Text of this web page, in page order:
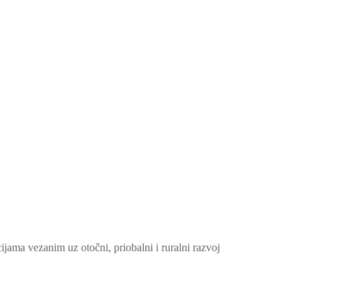
vezanim uz otočni, priobalni i ruralni razvoj